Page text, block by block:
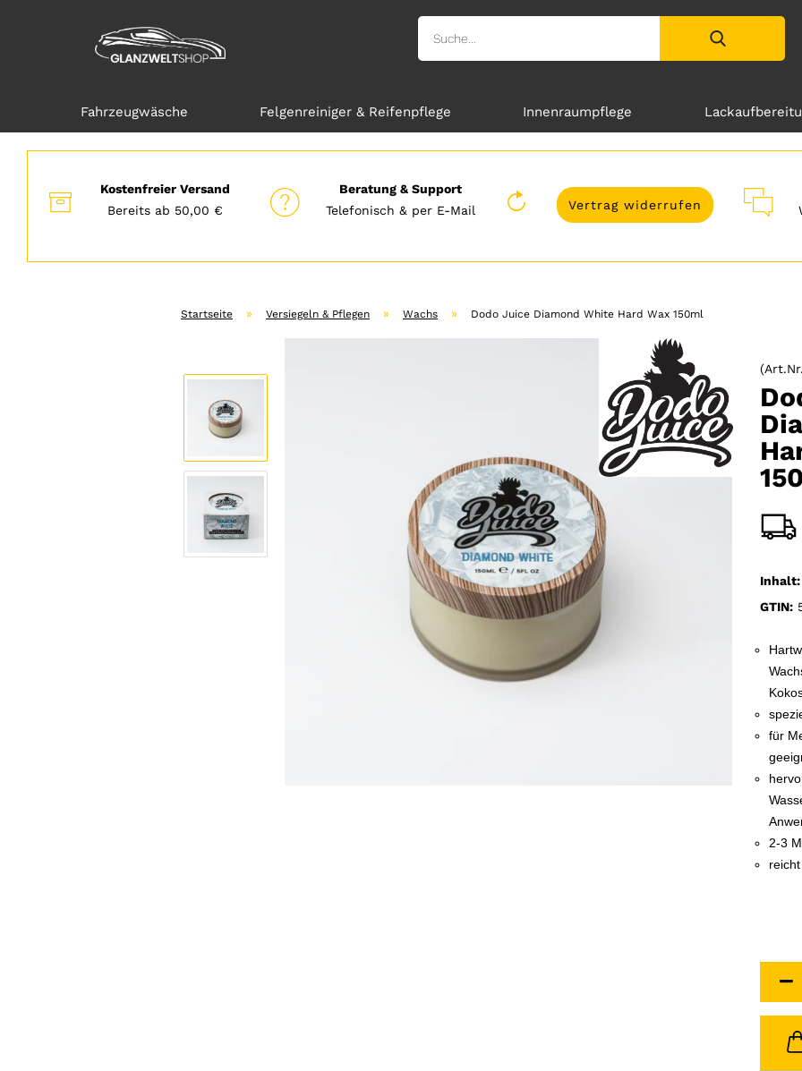
zum
Fahrzeugwäsche Felgenreiniger & Reifenpflege Innenraumpflege
Kostenfreier Versand
Bereits ab 50,00 €
Beratung & Support
Telefonisch & per E-Mail
Vertrag widerrufen
Startseite » Versiegeln & Pflegen » Wachs » Dodo Juice Diamond White Hard Wax 150ml
Inhalt:
GTIN:
für
2-3